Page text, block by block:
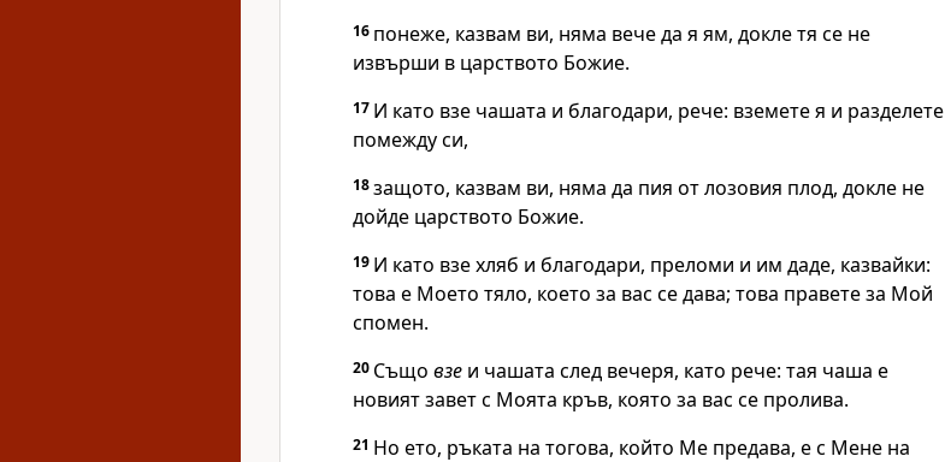
16 понеже, казвам ви, няма вече да я ям, докле тя се не
извърши в царството Божие.
17 И като взе чашата и благодари, рече: вземете я и разделете
помежду си,
18защото, казвам ви, няма да пия от лозовия плод, докле не
дойде царството Божие.
19 И като взе хляб и благодари, преломи и им даде, казвайки:
това е Моето тяло, което за вас се дава; това правете за Мой
спомен.
20 Също взе и чашата след вечеря, като рече: тая чаша е
новият завет с Моята кръв, която за вас се пролива.
21 Но ето, ръката на тогова, който Ме предава, е с Мене на